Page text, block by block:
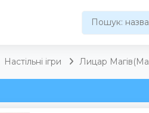
Настільні ігри Лицар